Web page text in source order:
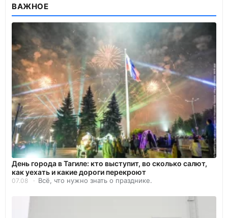
ВАЖНОЕ
День города в Тагиле: кто выступит, во сколько салют,
как уехать и какие дороги перекроют
07.08 Всё, что нужно знать о празднике.